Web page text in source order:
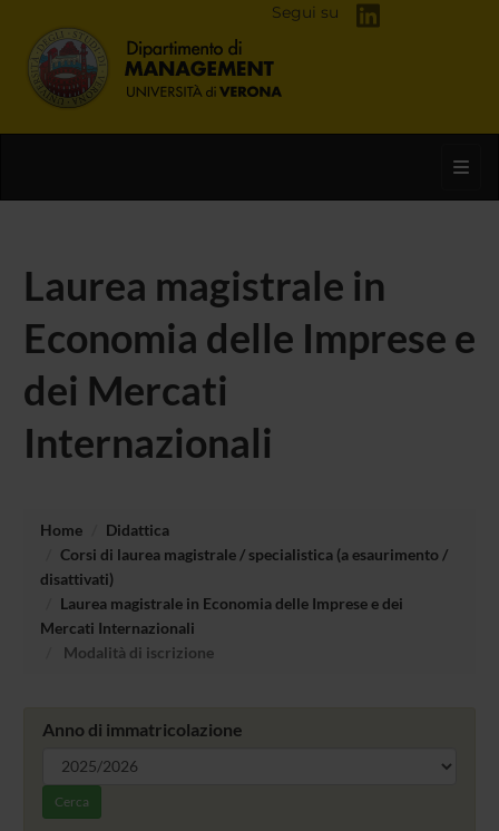
Segui su
Laurea magistrale in
Economia delle Imprese e
dei Mercati
Internazionali
Home
Didattica
Corsi di laurea magistrale / specialistica (a esaurimento /
disattivati)
Laurea magistrale in Economia delle Imprese e dei
Mercati Internazionali
Modalità di iscrizione
Anno di immatricolazione
Cerca